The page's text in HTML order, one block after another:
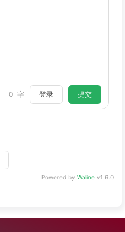
0 字 登录 提交
Powered by Waline v1.6.0